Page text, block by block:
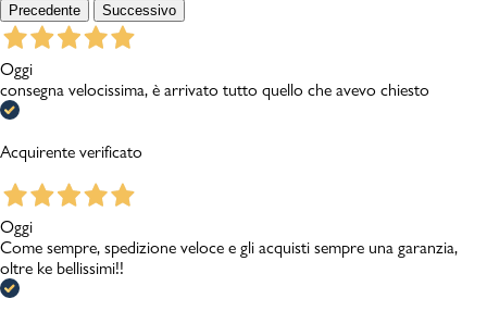
Precedente Successivo
Oggi
consegna velocissima, è arrivato tutto quello che avevo chiesto
Acquirente verificato
Oggi
Come sempre, spedizione veloce e gli acquisti sempre una garanzia,
oltre ke bellissimi!!